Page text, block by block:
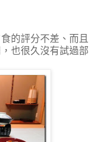
的評分不差、而且
也很久沒有試過部